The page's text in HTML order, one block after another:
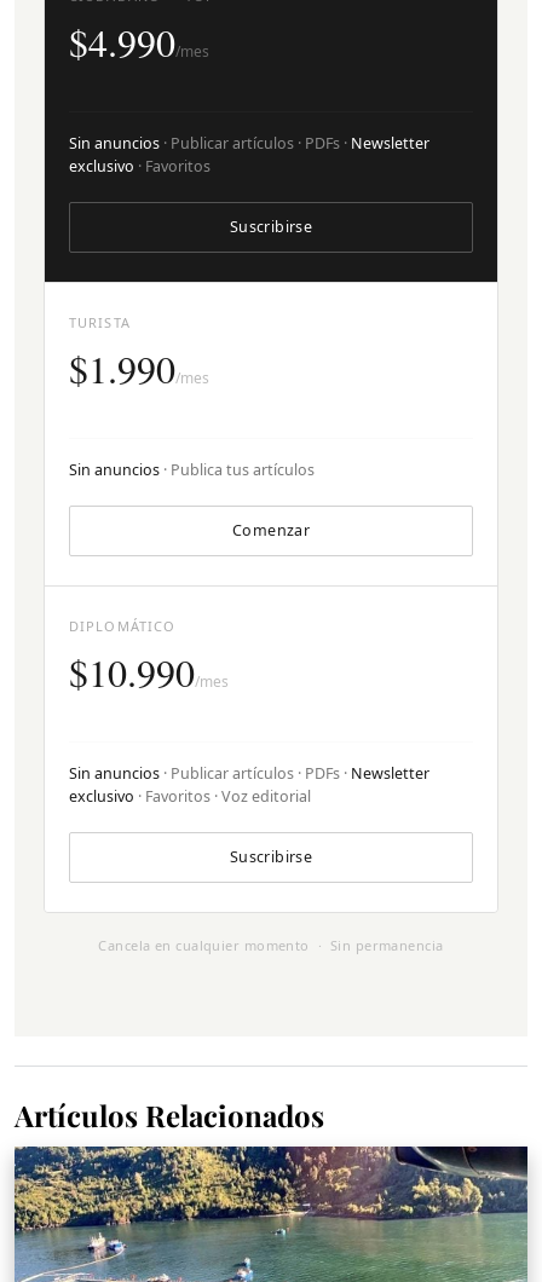
TURISTA
$1.990/mes
Sin anuncios · Publica tus artículos
Comenzar
$4.990/mes
Sin anuncios · Publicar artículos · PDFs · Newsletter
exclusivo · Favoritos
Suscribirse
DIPLOMÁTICO
$10.990/mes
Sin anuncios · Publicar artículos · PDFs · Newsletter
exclusivo · Favoritos · Voz editorial
Suscribirse
Cancela en cualquier momento · Sin permanencia
Artículos Relacionados